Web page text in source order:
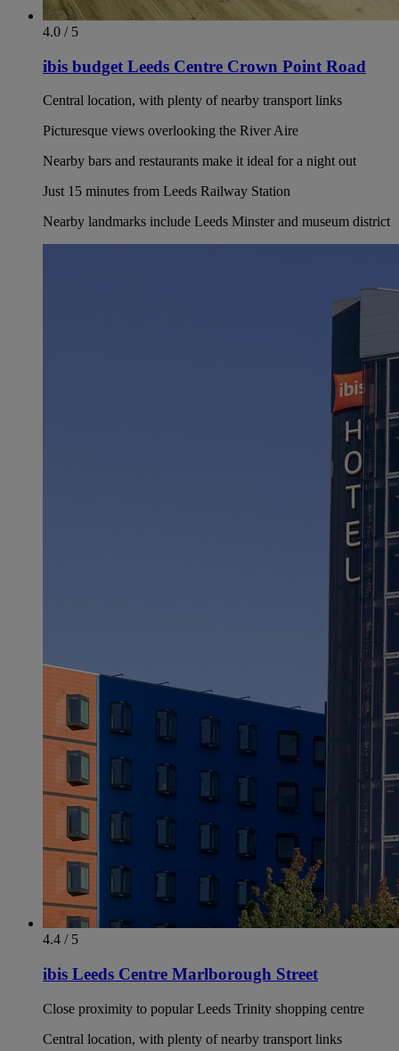
4.0 / 5
ibis budget Leeds Centre Crown Point Road
Central location, with plenty of nearby transport links
Picturesque views overlooking the River Aire
Nearby bars and restaurants make it ideal for a night out
Just 15 minutes from Leeds Railway Station
Nearby landmarks include Leeds Minster and museum district
4.4 / 5
ibis Leeds Centre Marlborough Street
Close proximity to popular Leeds Trinity shopping centre
Central location, with plenty of nearby transport links